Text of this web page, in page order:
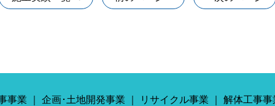
事業 企画･土地開発事業 リサイクル事業 解体工事事